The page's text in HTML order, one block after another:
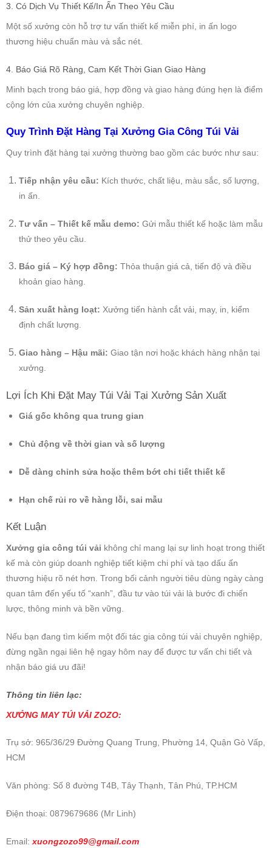
3. Có Dịch Vụ Thiết Kế/In Ấn Theo Yêu Cầu
Một số xưởng còn hỗ trợ tư vấn thiết kế miễn phí, in ấn logo
thương hiệu chuẩn màu và sắc nét.
4. Báo Giá Rõ Ràng, Cam Kết Thời Gian Giao Hàng
Minh bạch trong báo giá, hợp đồng và giao hàng đúng hẹn là điểm
cộng lớn của xưởng chuyên nghiệp.
Quy Trình Đặt Hàng Tại Xưởng Gia Công Túi Vải
Quy trình đặt hàng tại xưởng thường bao gồm các bước như sau:
Tiếp nhận yêu cầu: Kích thước, chất liệu, màu sắc, số lượng,
in ấn.
Tư vấn – Thiết kế mẫu demo: Gửi mẫu thiết kế hoặc làm mẫu
thử theo yêu cầu.
Báo giá – Ký hợp đồng: Thỏa thuận giá cả, tiến độ và điều
khoản giao hàng.
Sản xuất hàng loạt: Xưởng tiến hành cắt vải, may, in, kiểm
định chất lượng.
Giao hàng – Hậu mãi: Giao tận nơi hoặc khách hàng nhận tại
xưởng.
Lợi Ích Khi Đặt May Túi Vải Tại Xưởng Sản Xuất
Giá gốc không qua trung gian
Chủ động về thời gian và số lượng
Dễ dàng chỉnh sửa hoặc thêm bớt chi tiết thiết kế
Hạn chế rủi ro về hàng lỗi, sai mẫu
Kết Luận
Xưởng gia công túi vải không chỉ mang lại sự linh hoạt trong thiết
kế mà còn giúp doanh nghiệp tiết kiệm chi phí và tạo dấu ấn
thương hiệu rõ nét hơn. Trong bối cảnh người tiêu dùng ngày càng
quan tâm đến yếu tố “xanh”, đầu tư vào túi vải là bước đi chiến
lược, thông minh và bền vững.
Nếu bạn đang tìm kiếm một đối tác gia công túi vải chuyên nghiệp,
đừng ngần ngại liên hệ ngay hôm nay để được tư vấn chi tiết và
nhận báo giá ưu đãi!
Thông tin liên lạc:
XƯỞNG MAY TÚI VẢI ZOZO:
Trụ sở: 965/36/29 Đường Quang Trung, Phường 14, Quận Gò Vấp,
HCM
Văn phòng: Số 8 đường T4B, Tây Thạnh, Tân Phú, TP.HCM
Điện thoại: 0879679686 (Mr Linh)
Email: xuongzozo99@gmail.com